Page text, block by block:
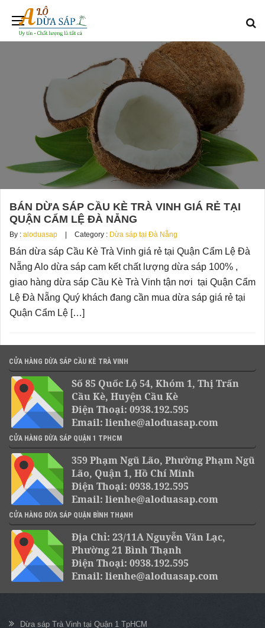
BÁN DỪA SÁP CẦU KÈ TRÀ VINH GIÁ RẺ TẠI
QUẬN CẨM LỆ ĐÀ NẴNG
By : aloduasap Category : Dừa sáp tại Đà Nẵng
Bán dừa sáp Cầu Kè Trà Vinh giá rẻ tại Quận Cẩm Lệ Đà
Nẵng Alo dừa sáp cam kết chất lượng dừa sáp 100% ,
giao hàng dừa sáp Cầu Kè Trà Vinh tận nơi tại Quận Cẩm
Lệ Đà Nẵng Quý khách đang cần mua dừa sáp giá rẻ tại
Quận Cẩm Lệ […]
CỬA HÀNG DỪA SÁP CẦU KÈ TRÀ VINH
Số 85 Quốc Lộ 54, Khóm 1, Thị Trấn
Cầu Kè, Huyện Cầu Kè
Điện Thoại: 0938.192.595
Email: lienhe@aloduasap.com
CỬA HÀNG DỪA SÁP QUẬN 1 TPHCM
359 Phạm Ngũ Lão, Phường Phạm Ngũ
Lão, Quận 1, Hồ Chí Minh
Điện Thoại: 0938.192.595
Email: lienhe@aloduasap.com
CỬA HÀNG DỪA SÁP QUẬN BÌNH THẠNH
Địa Chỉ: 23/11A Nguyễn Văn Lạc,
Phường 21 Bình Thạnh
Điện Thoại: 0938.192.595
Email: lienhe@aloduasap.com
Dừa sáp Trà Vinh tại Quận 1 TpHCM